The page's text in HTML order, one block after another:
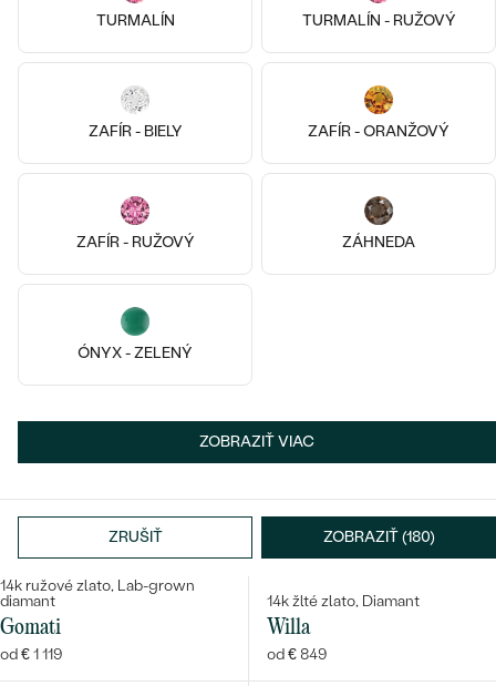
TURMALÍN TURMALÍN - RUŽOVÝ
ZAFÍR - BIELY ZAFÍR - ORANŽOVÝ
ZAFÍR - RUŽOVÝ ZÁHNEDA
ÓNYX - ZELENÝ
ZOBRAZIŤ VIAC
ZRUŠIŤ ZOBRAZIŤ (180)
14k žlté zlato, Bez kameňa
14k 14k
14k žlté zlato, Achát
14k ružové zlato, Lab-grown
diamant
Gomati
od € 1 119
14k 14k 14k
14k žlté zlato, Diamant
Willa
od € 849